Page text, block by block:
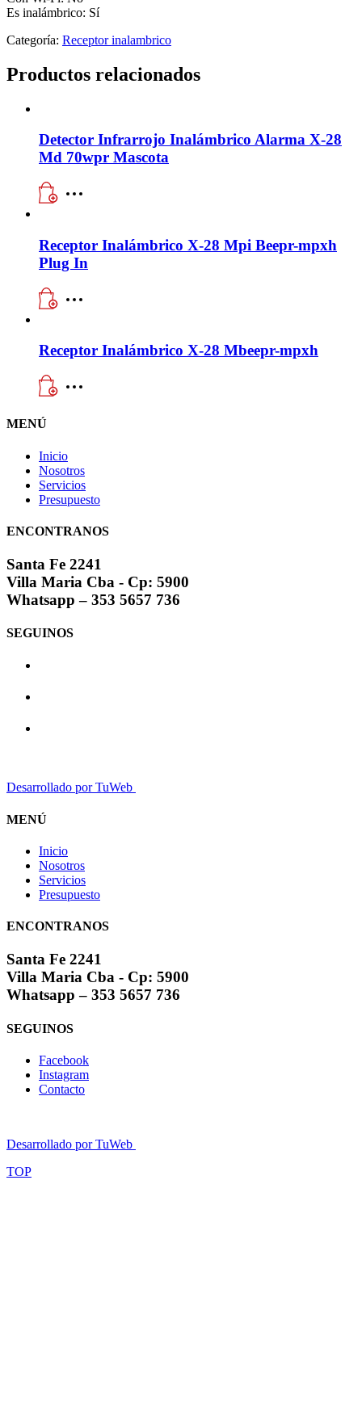
Es inalámbrico: Sí
Categoría: Receptor inalambrico
Productos relacionados
Detector Infrarrojo Inalámbrico Alarma X-28
Md 70wpr Mascota
Receptor Inalámbrico X-28 Mpi Beepr-mpxh
Plug In
Receptor Inalámbrico X-28 Mbeepr-mpxh
MENÚ
Inicio
Nosotros
Servicios
Presupuesto
ENCONTRANOS
Santa Fe 2241
Villa Maria Cba - Cp: 5900
Whatsapp – 353 5657 736
SEGUINOS
Desarrollado por TuWeb
MENÚ
Inicio
Nosotros
Servicios
Presupuesto
ENCONTRANOS
Santa Fe 2241
Villa Maria Cba - Cp: 5900
Whatsapp – 353 5657 736
SEGUINOS
Facebook
Instagram
Contacto
Desarrollado por TuWeb
TOP